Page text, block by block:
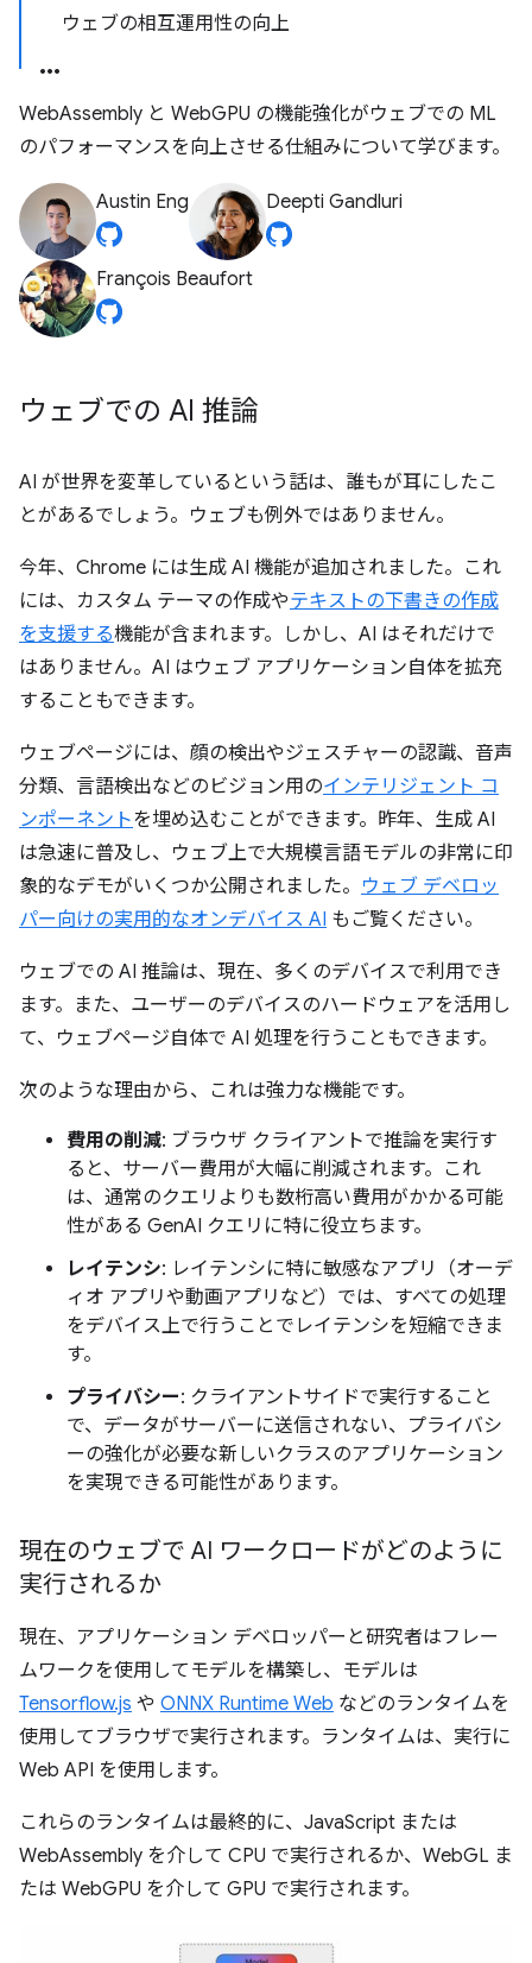
ウェブの相互運用性の向上
WebAssembly と WebGPU の機能強化がウェブでの ML
のパフォーマンスを向上させる仕組みについて学びます。
Austin Eng Deepti Gandluri
François Beaufort
ウェブでの AI 推論
AI が世界を変革しているという話は、誰もが耳にしたこ
とがあるでしょう。ウェブも例外ではありません。
今年、Chrome には生成 AI 機能が追加されました。これ
には、カスタム テーマの作成やテキストの下書きの作成
を支援する機能が含まれます。しかし、AI はそれだけで
はありません。AI はウェブ アプリケーション自体を拡充
することもできます。
ウェブページには、顔の検出やジェスチャーの認識、音声
分類、言語検出などのビジョン用のインテリジェント コ
ンポーネントを埋め込むことができます。昨年、生成 AI
は急速に普及し、ウェブ上で大規模言語モデルの非常に印
象的なデモがいくつか公開されました。 ウェブ デベロッ
パー向けの実用的なオンデバイス AI もご覧ください。
ウェブでの AI 推論は、現在、多くのデバイスで利用でき
ます。また、ユーザーのデバイスのハードウェアを活用し
て、ウェブページ自体で AI 処理を行うこともできます。
次のような理由から、これは強力な機能です。
費用の削減: ブラウザ クライアントで推論を実行す
ると、サーバー費用が大幅に削減されます。これ
は、通常のクエリよりも数桁高い費用がかかる可能
性がある GenAI クエリに特に役立ちます。
レイテンシ: レイテンシに特に敏感なアプリ（オーデ
ィオ アプリや動画アプリなど）では、すべての処理
をデバイス上で行うことでレイテンシを短縮できま
す。
プライバシー: クライアントサイドで実行すること
で、データがサーバーに送信されない、プライバシ
ーの強化が必要な新しいクラスのアプリケーション
を実現できる可能性があります。
現在のウェブで AI ワークロードがどのように
実行されるか
現在、アプリケーション デベロッパーと研究者はフレー
ムワークを使用してモデルを構築し、モデルは
Tensorflow.js や ONNX Runtime Web などのランタイムを
使用してブラウザで実行されます。ランタイムは、実行に
Web API を使用します。
これらのランタイムは最終的に、JavaScript または
WebAssembly を介して CPU で実行されるか、WebGL ま
たは WebGPU を介して GPU で実行されます。